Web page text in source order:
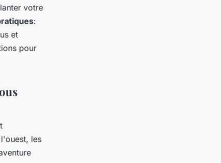
votre
:
et
pour
les